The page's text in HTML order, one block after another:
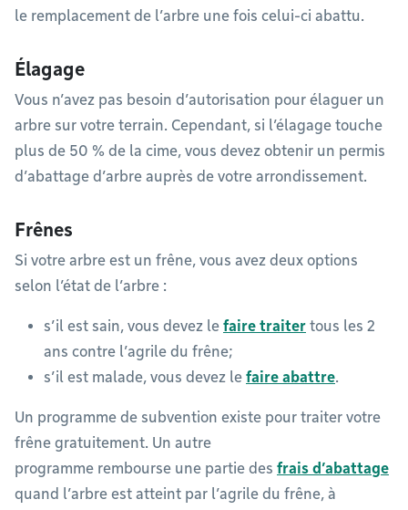
le remplacement de l’arbre une fois celui-ci abattu.
Élagage
Vous n’avez pas besoin d’autorisation pour élaguer un
arbre sur votre terrain. Cependant, si l’élagage touche
plus de 50 % de la cime, vous devez obtenir un permis
d’abattage d’arbre auprès de votre arrondissement.
Frênes
Si votre arbre est un frêne, vous avez deux options
selon l’état de l’arbre :
s’il est sain, vous devez le faire traiter tous les 2
ans contre l’agrile du frêne;
s’il est malade, vous devez le faire abattre.
Un programme de subvention existe pour traiter votre
frêne gratuitement. Un autre
programme rembourse une partie des frais d’abattage
quand l’arbre est atteint par l’agrile du frêne, à